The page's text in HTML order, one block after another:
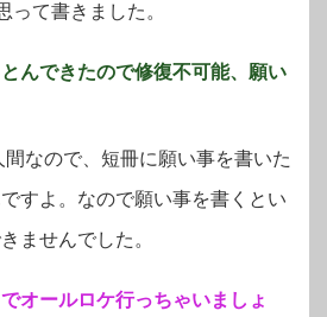
って書きました。
んできたので修復不可能、願い
なので、短冊に願い事を書いた
すよ。なので願い事を書くとい
ませんでした。
オールロケ行っちゃいましょ